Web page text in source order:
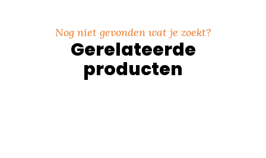
Nog niet gevonden wat je zoekt?
Gerelateerde
producten